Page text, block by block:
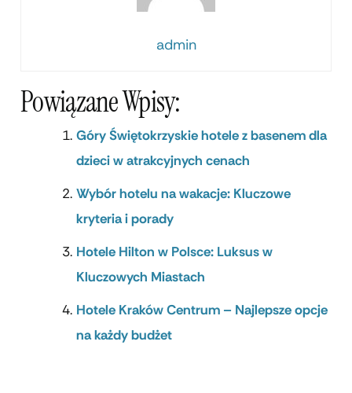
admin
Powiązane Wpisy:
Góry Świętokrzyskie hotele z basenem dla
dzieci w atrakcyjnych cenach
Wybór hotelu na wakacje: Kluczowe
kryteria i porady
Hotele Hilton w Polsce: Luksus w
Kluczowych Miastach
Hotele Kraków Centrum – Najlepsze opcje
na każdy budżet